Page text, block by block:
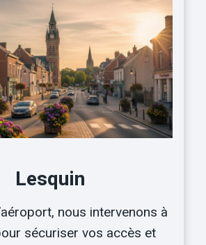
Lesquin
nous intervenons à
sécuriser vos accès et